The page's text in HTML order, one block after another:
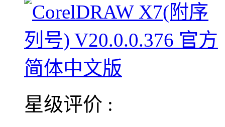
星级评价 :